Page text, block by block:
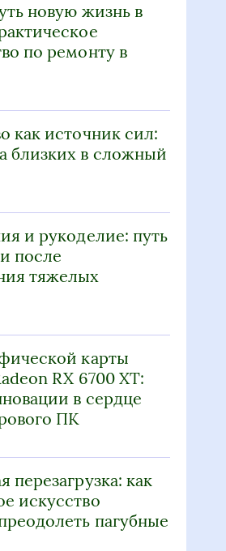
новую жизнь в
по ремонту в
как источник сил:
близких в сложный
и рукоделие: путь
после
тяжелых
карты
RX 6700 XT:
в сердце
ПК
перезагрузка: как
искусство
пагубные